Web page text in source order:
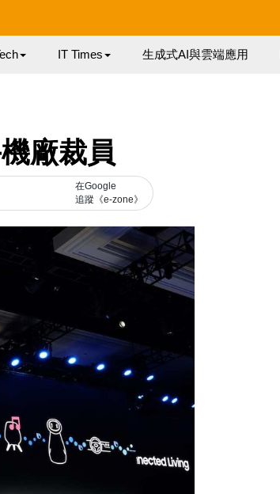
IT Times 生成式AI與雲端應用
廠裁員
在Google
追蹤《e-zone》